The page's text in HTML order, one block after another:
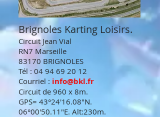
Brignoles Karting Loisirs.
Circuit Jean Vial
RN7 Marseille
83170 BRIGNOLES
Tél : 04 94 69 20 12
Courriel : info@bkl.fr
Circuit de 960 x 8m.
GPS= 43°24'16.08"N.
06°00'50.11"E. Alt:230m.